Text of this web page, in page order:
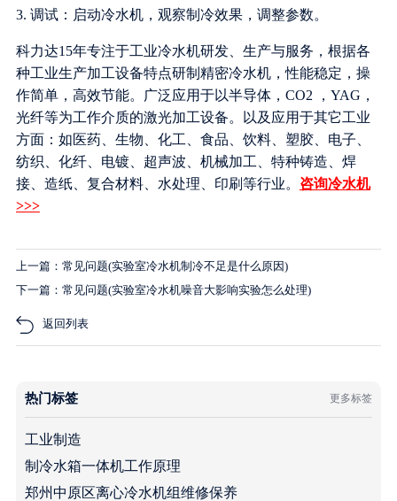
3. 调试：启动冷水机，观察制冷效果，调整参数。
科力达15年专注于工业冷水机研发、生产与服务，根据各
种工业生产加工设备特点研制精密冷水机，性能稳定，操
作简单，高效节能。广泛应用于以半导体，CO2 ，YAG，
光纤等为工作介质的激光加工设备。以及应用于其它工业
方面：如医药、生物、化工、食品、饮料、塑胶、电子、
纺织、化纤、电镀、超声波、机械加工、特种铸造、焊
接、造纸、复合材料、水处理、印刷等行业。 咨询冷水机
>>>
上一篇：常见问题(实验室冷水机制冷不足是什么原因)
下一篇：常见问题(实验室冷水机噪音大影响实验怎么处理)
返回列表
热门标签 更多标签
工业制造
制冷水箱一体机工作原理
郑州中原区离心冷水机组维修保养